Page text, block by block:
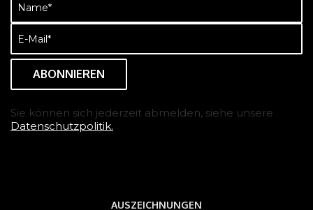
(erforderlich)
Mail
(erforderlich)
Sie können sich jederzeit abmelden, siehe unsere
Datenschutzpolitik.
AUSZEICHNUNGEN